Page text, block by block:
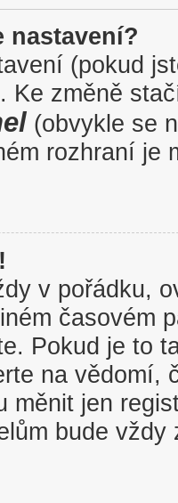
nastavení?
(pokud
Ke změně
(obvykle se
rozhraní je
v pořádku,
časovém
Pokud je to
na vědomí,
měnit jen
bude